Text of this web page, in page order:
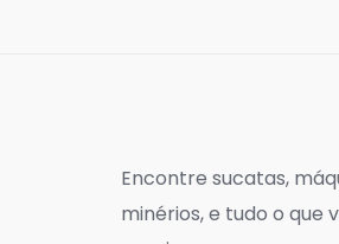
Encontre sucatas,
minérios, e tudo o que